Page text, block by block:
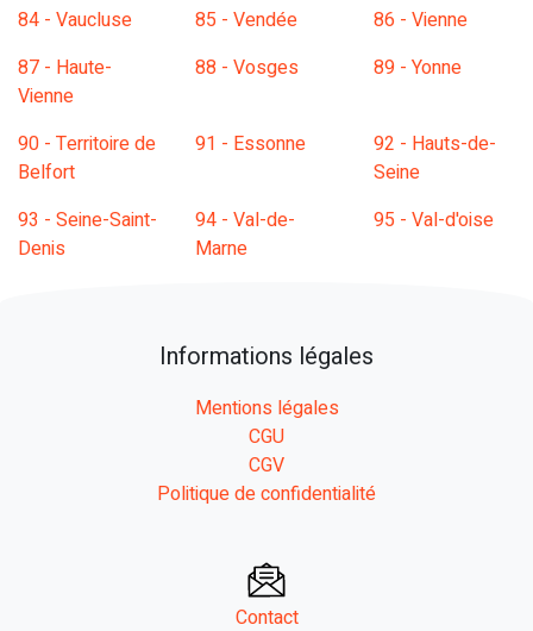
84 - Vaucluse 85 - Vendée
86 - Vienne
87 - Haute-
Vienne
88 - Vosges 89 - Yonne
90 - Territoire de
Belfort
91 - Essonne
92 - Hauts-de-
Seine
93 - Seine-Saint-
Denis
94 - Val-de-
Marne
95 - Val-d'oise
Informations légales
Mentions légales
CGU
CGV
Politique de confidentialité
Contact